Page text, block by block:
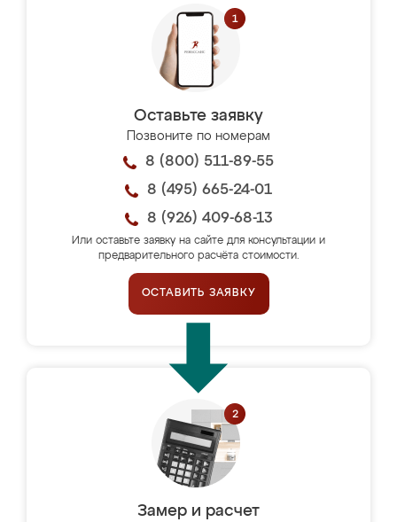
Оставьте заявку
Позвоните по номерам
8 (800) 511-89-55
8 (495) 665-24-01
8 (926) 409-68-13
Или оставьте заявку на сайте для консультации и
предварительного расчёта стоимости.
ОСТАВИТЬ ЗАЯВКУ
Замер и расчет